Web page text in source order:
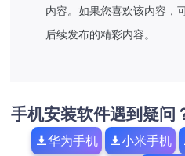
内容。如果您喜欢该内容，
后续发布的精彩内容。
手机安装软件遇到疑问
华为手机 小米手机